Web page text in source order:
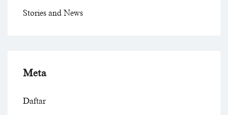
Stories and News
Meta
Daftar